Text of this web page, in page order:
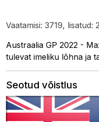
Vaatamisi: 3719, lisatud:
Austraalia GP 2022 -
tulevat imeliku lõhna ja
Seotud võistlus